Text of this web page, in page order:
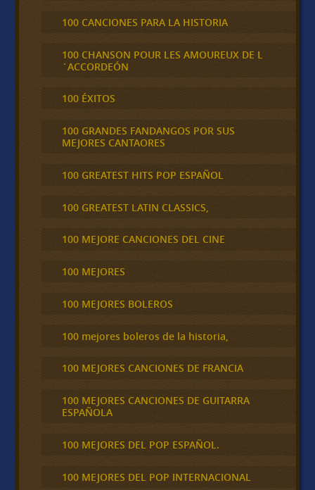
100 CANCIONES PARA LA HISTORIA
100 CHANSON POUR LES AMOUREUX DE L
´ACCORDEÓN
100 ÉXITOS
100 GRANDES FANDANGOS POR SUS
MEJORES CANTAORES
100 GREATEST HITS POP ESPAÑOL
100 GREATEST LATIN CLASSICS,
100 MEJORE CANCIONES DEL CINE
100 MEJORES
100 MEJORES BOLEROS
100 mejores boleros de la historia,
100 MEJORES CANCIONES DE FRANCIA
100 MEJORES CANCIONES DE GUITARRA
ESPAÑOLA
100 MEJORES DEL POP ESPAÑOL.
100 MEJORES DEL POP INTERNACIONAL